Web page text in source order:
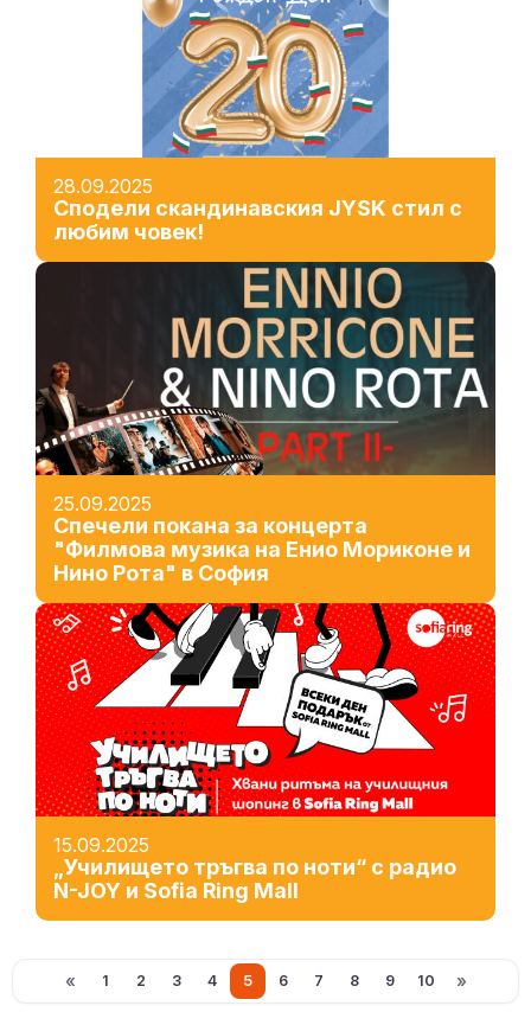
28.09.2025
Сподели скандинавския JYSK стил с
любим човек!
25.09.2025
Спечели покана за концерта
"Филмова музика на Енио Мориконе и
Нино Рота" в София
15.09.2025
„Училището тръгва по ноти“ с радио
N-JOY и Sofia Ring Mall
« 1 2 3 4 5 6 7 8 9 10 »